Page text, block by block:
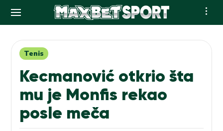
contentTenis
Kecmanović otkrio šta
mu je Monfis rekao
posle meča